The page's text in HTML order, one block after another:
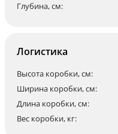
Глубина, см:
Логистика
Высота коробки, см:
Ширина коробки, см:
Длина коробки, см:
Вес коробки, кг: